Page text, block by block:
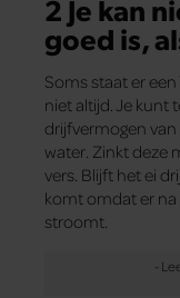
2 Je kan
goed is,
Soms staat er
niet altijd. Je kunt
drijfvermogen van
water. Zinkt deze
vers. Blijft het ei
komt omdat er na
stroomt.